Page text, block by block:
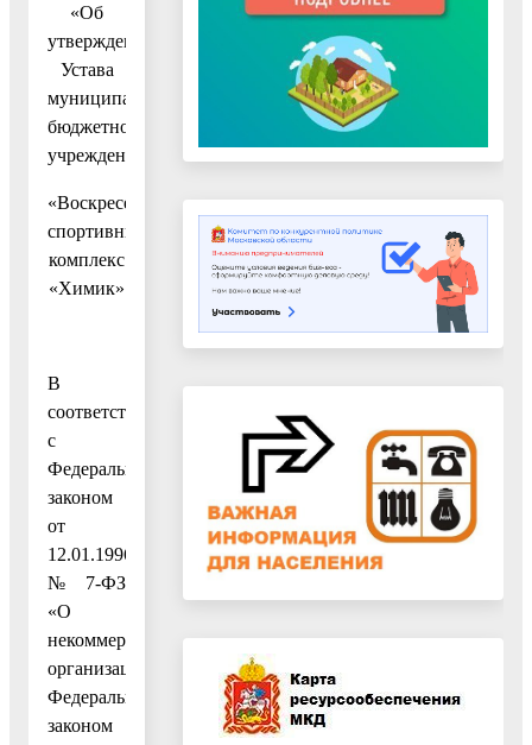
«Об
утверждении
Устава
муниципального
бюджетного
учреждения
«Воскресенский
спортивный
комплекс
«Химик»
В
соответствии
с
Федеральным
законом
от
12.01.1996
№ 7-ФЗ
«О
некоммерческих
организациях»,
Федеральным
законом